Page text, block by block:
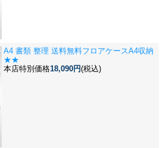
A4 書類 整理 送料無料フロアケースA4収納
★★
本店特別価格18,090円(税込)